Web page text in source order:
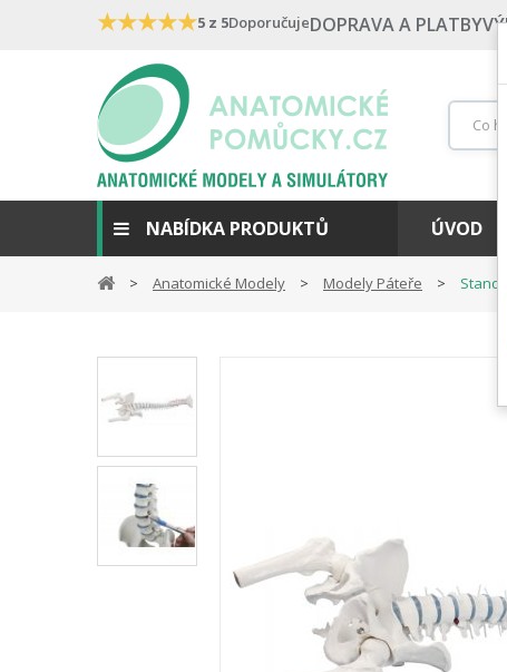
★★★★★5 z 5DoporučujeDOPRAVA A PLATBY
NABÍDKA PRODUKTŮ ÚVOD
Anatomické Modely Modely Páteře